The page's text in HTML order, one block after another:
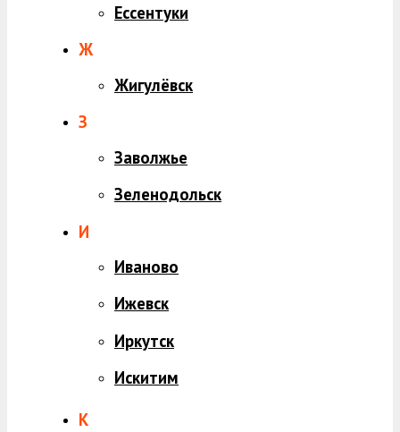
Ессентуки
Ж
Жигулёвск
З
Заволжье
Зеленодольск
И
Иваново
Ижевск
Иркутск
Искитим
К